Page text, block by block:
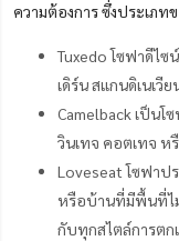
ความต้องการ ซึ่งประเภท
Tuxedo โซฟาดีไซ
เดิร์น สแกนดิเนเวีย
Camelback เป็นโ
วินเทจ คอตเทจ ห
Loveseat โซฟาป
หรือบ้านที่มีพื้นที่ไ
กับทุกสไตล์การตก